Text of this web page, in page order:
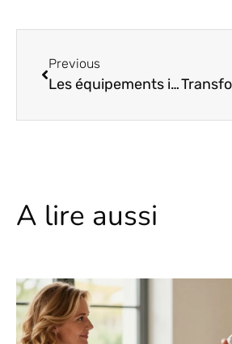
Previous
Les équipements indispensables pour un food truck réussi
A lire aussi